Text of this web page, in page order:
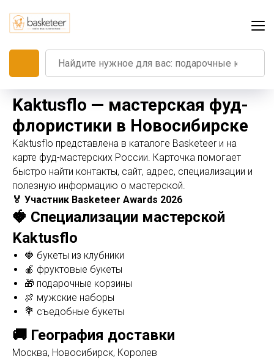
Kaktusflo — мастерская фуд-
флористики в Новосибирске
Kaktusflo представлена в каталоге Basketeer и на
карте фуд-мастерских России. Карточка помогает
быстро найти контакты, сайт, адрес, специализации и
полезную информацию о мастерской.
🏅 Участник Basketeer Awards 2026
🍓 Специализации мастерской
Kaktusflo
🍓 букеты из клубники
🍎 фруктовые букеты
🎁 подарочные корзины
🍖 мужские наборы
💐 съедобные букеты
🚚 География доставки
Москва, Новосибирск, Королев